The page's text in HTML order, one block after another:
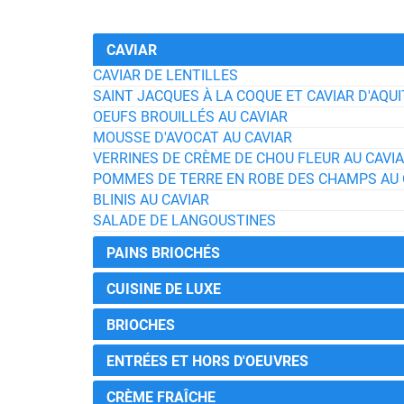
CAVIAR
CAVIAR DE LENTILLES
SAINT JACQUES À LA COQUE ET CAVIAR
OEUFS BROUILLÉS AU CAVIAR
MOUSSE D'AVOCAT AU CAVIAR
VERRINES DE CRÈME DE CHOU FLEUR AU
POMMES DE TERRE EN ROBE DES CHAMPS AU
BLINIS AU CAVIAR
SALADE DE LANGOUSTINES
PAINS BRIOCHÉS
CUISINE DE LUXE
BRIOCHES
ENTRÉES ET HORS D'OEUVRES
CRÈME FRAÎCHE